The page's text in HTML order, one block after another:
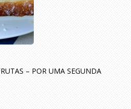
– POR UMA SEGUNDA